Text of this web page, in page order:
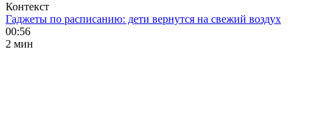
Контекст
Гаджеты по расписанию: дети вернутся на свежий воздух
00:56
2 мин